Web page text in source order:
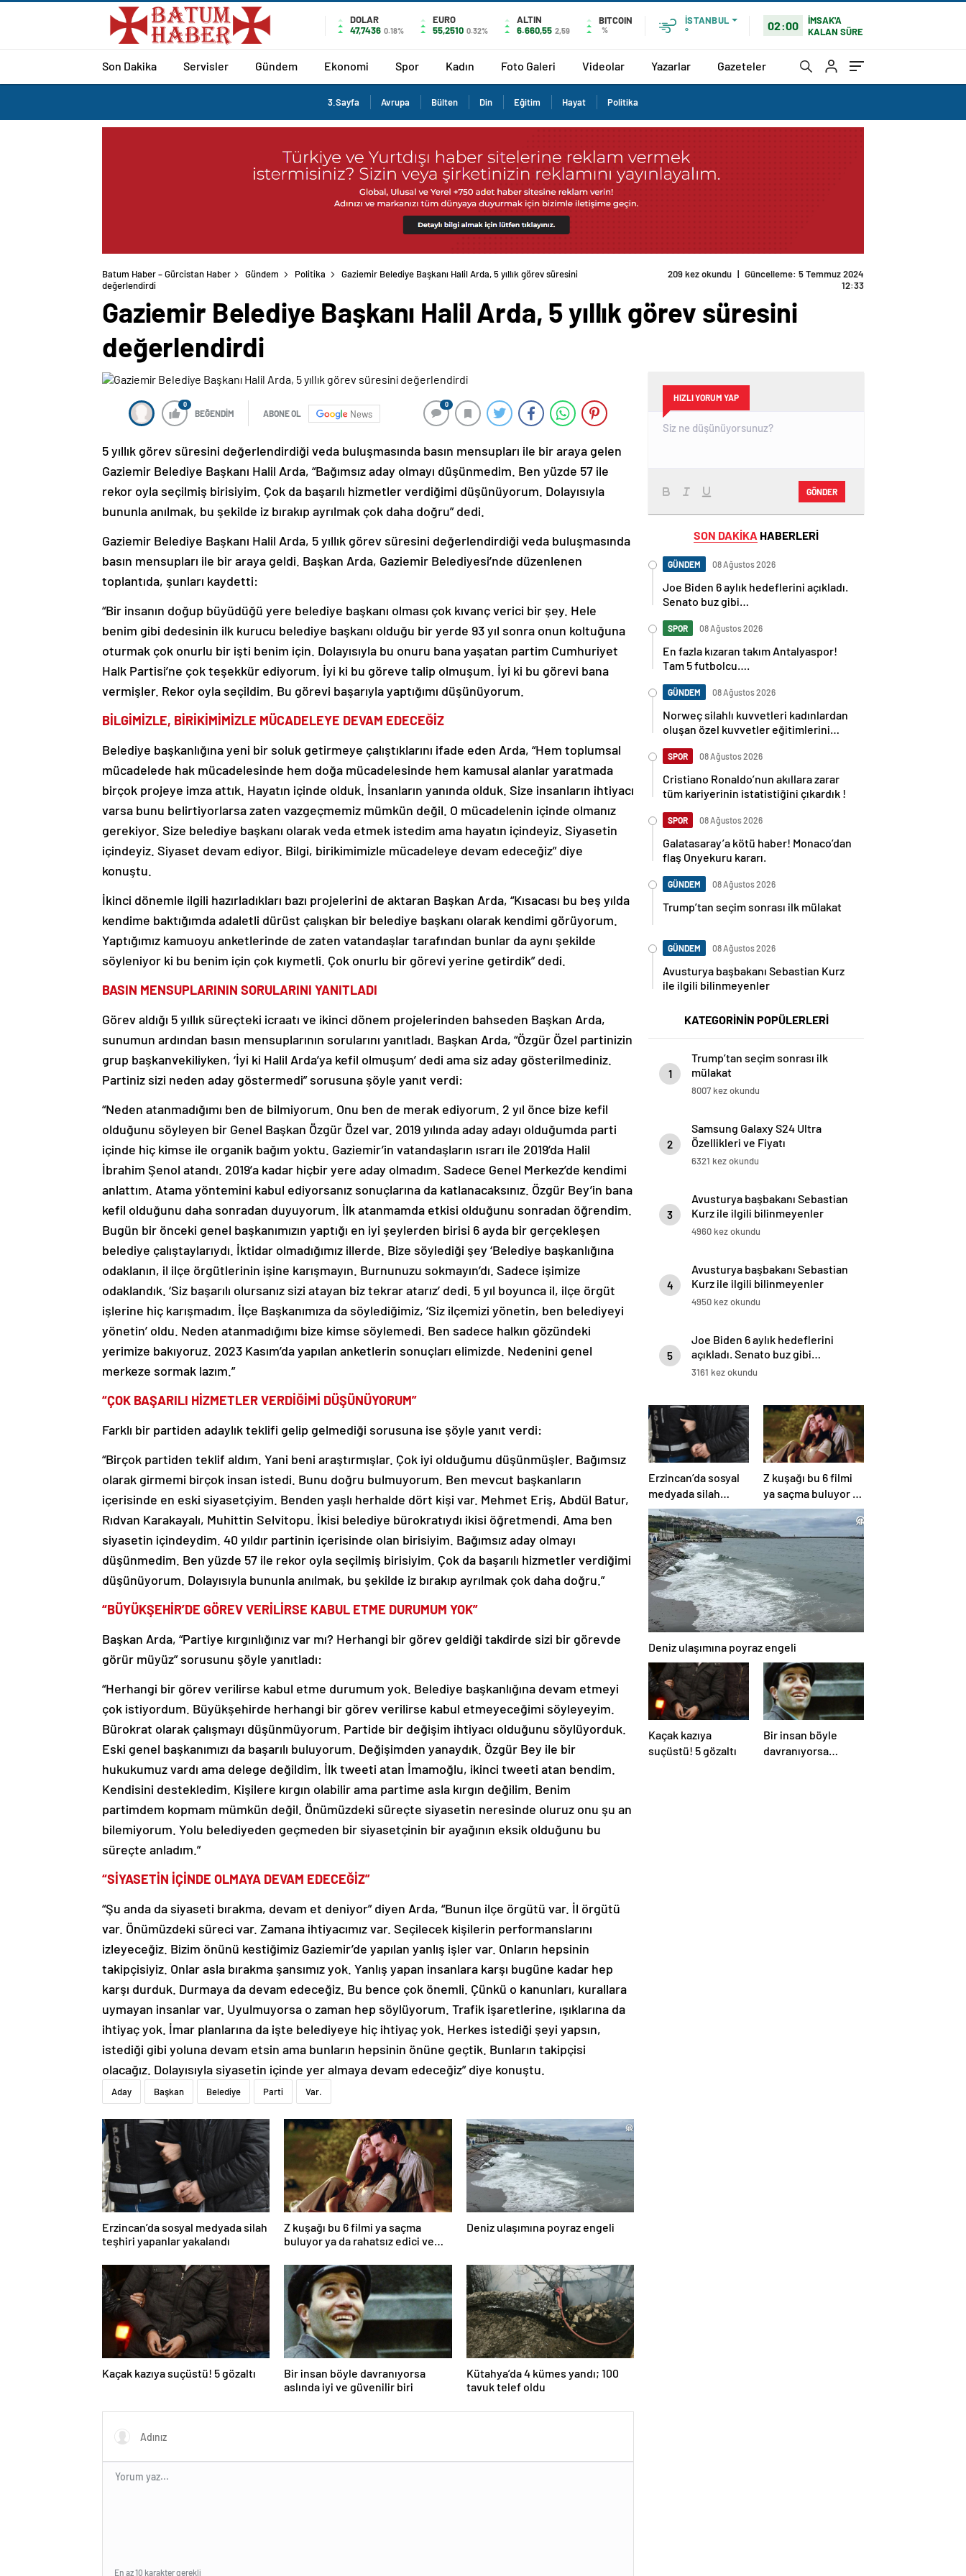
DOLAR
47,7436 0.18%
EURO
55,2510 0.32%
ALTIN
6.660,55 2,59
BITCOIN
%
İSTANBUL
°
02:00
İMSAK'A
KALAN SÜRE
Son Dakika Servisler Gündem Ekonomi Spor Kadın Foto Galeri Videolar Yazarlar Gazeteler
3.Sayfa Avrupa Bülten Din Eğitim Hayat Politika
Batum Haber – Gürcistan Haber Gündem Politika
Gaziemir Belediye Başkanı Halil Arda, 5 yıllık görev süresini
değerlendirdi
209 kez okundu | Güncelleme: 5 Temmuz 2024
12:33
Gaziemir Belediye Başkanı Halil Arda, 5 yıllık görev süresini
değerlendirdi
0
BEĞENDİM ABONE OL News
0
5 yıllık görev süresini değerlendirdiği veda buluşmasında basın mensupları ile bir araya gelen
Gaziemir Belediye Başkanı Halil Arda, “Bağımsız aday olmayı düşünmedim. Ben yüzde 57 ile
rekor oyla seçilmiş birisiyim. Çok da başarılı hizmetler verdiğimi düşünüyorum. Dolayısıyla
bununla anılmak, bu şekilde iz bırakıp ayrılmak çok daha doğru” dedi.
Gaziemir Belediye Başkanı Halil Arda, 5 yıllık görev süresini değerlendirdiği veda buluşmasında
basın mensupları ile bir araya geldi. Başkan Arda, Gaziemir Belediyesi’nde düzenlenen
toplantıda, şunları kaydetti:
“Bir insanın doğup büyüdüğü yere belediye başkanı olması çok kıvanç verici bir şey. Hele
benim gibi dedesinin ilk kurucu belediye başkanı olduğu bir yerde 93 yıl sonra onun koltuğuna
oturmak çok onurlu bir işti benim için. Dolayısıyla bu onuru bana yaşatan partim Cumhuriyet
Halk Partisi’ne çok teşekkür ediyorum. İyi ki bu göreve talip olmuşum. İyi ki bu görevi bana
vermişler. Rekor oyla seçildim. Bu görevi başarıyla yaptığımı düşünüyorum.
BİLGİMİZLE, BİRİKİMİMİZLE MÜCADELEYE DEVAM EDECEĞİZ
Belediye başkanlığına yeni bir soluk getirmeye çalıştıklarını ifade eden Arda, “Hem toplumsal
mücadelede hak mücadelesinde hem doğa mücadelesinde hem kamusal alanlar yaratmada
birçok projeye imza attık. Hayatın içinde olduk. İnsanların yanında olduk. Size insanların ihtiyacı
varsa bunu belirtiyorlarsa zaten vazgeçmemiz mümkün değil. O mücadelenin içinde olmanız
gerekiyor. Size belediye başkanı olarak veda etmek istedim ama hayatın içindeyiz. Siyasetin
içindeyiz. Siyaset devam ediyor. Bilgi, birikimimizle mücadeleye devam edeceğiz” diye
konuştu.
İkinci dönemle ilgili hazırladıkları bazı projelerini de aktaran Başkan Arda, “Kısacası bu beş yılda
kendime baktığımda adaletli dürüst çalışkan bir belediye başkanı olarak kendimi görüyorum.
Yaptığımız kamuoyu anketlerinde de zaten vatandaşlar tarafından bunlar da aynı şekilde
söyleniyor ki bu benim için çok kıymetli. Çok onurlu bir görevi yerine getirdik” dedi.
BASIN MENSUPLARININ SORULARINI YANITLADI
Görev aldığı 5 yıllık süreçteki icraatı ve ikinci dönem projelerinden bahseden Başkan Arda,
sunumun ardından basın mensuplarının sorularını yanıtladı. Başkan Arda, “Özgür Özel partinizin
grup başkanvekiliyken, ‘İyi ki Halil Arda’ya kefil olmuşum’ dedi ama siz aday gösterilmediniz.
Partiniz sizi neden aday göstermedi” sorusuna şöyle yanıt verdi:
“Neden atanmadığımı ben de bilmiyorum. Onu ben de merak ediyorum. 2 yıl önce bize kefil
olduğunu söyleyen bir Genel Başkan Özgür Özel var. 2019 yılında aday adayı olduğumda parti
içinde hiç kimse ile organik bağım yoktu. Gaziemir’in vatandaşların ısrarı ile 2019’da Halil
İbrahim Şenol atandı. 2019’a kadar hiçbir yere aday olmadım. Sadece Genel Merkez’de kendimi
anlattım. Atama yöntemini kabul ediyorsanız sonuçlarına da katlanacaksınız. Özgür Bey’in bana
kefil olduğunu daha sonradan duyuyorum. İlk atanmamda etkisi olduğunu sonradan öğrendim.
Bugün bir önceki genel başkanımızın yaptığı en iyi şeylerden birisi 6 ayda bir gerçekleşen
belediye çalıştaylarıydı. İktidar olmadığımız illerde. Bize söylediği şey ‘Belediye başkanlığına
odaklanın, il ilçe örgütlerinin işine karışmayın. Burnunuzu sokmayın’dı. Sadece işimize
odaklandık. ‘Siz başarılı olursanız sizi atayan biz tekrar atarız’ dedi. 5 yıl boyunca il, ilçe örgüt
işlerine hiç karışmadım. İlçe Başkanımıza da söylediğimiz, ‘Siz ilçemizi yönetin, ben belediyeyi
yönetin’ oldu. Neden atanmadığımı bize kimse söylemedi. Ben sadece halkın gözündeki
yerimize bakıyoruz. 2023 Kasım’da yapılan anketlerin sonuçları elimizde. Nedenini genel
merkeze sormak lazım.”
“ÇOK BAŞARILI HİZMETLER VERDİĞİMİ DÜŞÜNÜYORUM”
Farklı bir partiden adaylık teklifi gelip gelmediği sorusuna ise şöyle yanıt verdi:
“Birçok partiden teklif aldım. Yani beni araştırmışlar. Çok iyi olduğumu düşünmüşler. Bağımsız
olarak girmemi birçok insan istedi. Bunu doğru bulmuyorum. Ben mevcut başkanların
içerisinde en eski siyasetçiyim. Benden yaşlı herhalde dört kişi var. Mehmet Eriş, Abdül Batur,
Rıdvan Karakayalı, Muhittin Selvitopu. İkisi belediye bürokratıydı ikisi öğretmendi. Ama ben
siyasetin içindeydim. 40 yıldır partinin içerisinde olan birisiyim. Bağımsız aday olmayı
düşünmedim. Ben yüzde 57 ile rekor oyla seçilmiş birisiyim. Çok da başarılı hizmetler verdiğimi
düşünüyorum. Dolayısıyla bununla anılmak, bu şekilde iz bırakıp ayrılmak çok daha doğru.”
“BÜYÜKŞEHİR’DE GÖREV VERİLİRSE KABUL ETME DURUMUM YOK”
Başkan Arda, “Partiye kırgınlığınız var mı? Herhangi bir görev geldiği takdirde sizi bir görevde
görür müyüz” sorusunu şöyle yanıtladı:
“Herhangi bir görev verilirse kabul etme durumum yok. Belediye başkanlığına devam etmeyi
çok istiyordum. Büyükşehirde herhangi bir görev verilirse kabul etmeyeceğimi söyleyeyim.
Bürokrat olarak çalışmayı düşünmüyorum. Partide bir değişim ihtiyacı olduğunu söylüyorduk.
Eski genel başkanımızı da başarılı buluyorum. Değişimden yanaydık. Özgür Bey ile bir
hukukumuz vardı ama delege değildim. İlk tweeti atan İmamoğlu, ikinci tweeti atan bendim.
Kendisini destekledim. Kişilere kırgın olabilir ama partime asla kırgın değilim. Benim
partimdem kopmam mümkün değil. Önümüzdeki süreçte siyasetin neresinde oluruz onu şu an
bilemiyorum. Yolu belediyeden geçmeden bir siyasetçinin bir ayağının eksik olduğunu bu
süreçte anladım.”
“SİYASETİN İÇİNDE OLMAYA DEVAM EDECEĞİZ”
“Şu anda da siyaseti bırakma, devam et deniyor” diyen Arda, “Bunun ilçe örgütü var. İl örgütü
var. Önümüzdeki süreci var. Zamana ihtiyacımız var. Seçilecek kişilerin performanslarını
izleyeceğiz. Bizim önünü kestiğimiz Gaziemir’de yapılan yanlış işler var. Onların hepsinin
takipçisiyiz. Onlar asla bırakma şansımız yok. Yanlış yapan insanlara karşı bugüne kadar hep
karşı durduk. Durmaya da devam edeceğiz. Bu bence çok önemli. Çünkü o kanunları, kurallara
uymayan insanlar var. Uyulmuyorsa o zaman hep söylüyorum. Trafik işaretlerine, ışıklarına da
ihtiyaç yok. İmar planlarına da işte belediyeye hiç ihtiyaç yok. Herkes istediği şeyi yapsın,
istediği gibi yoluna devam etsin ama bunların hepsinin önüne geçtik. Bunların takipçisi
olacağız. Dolayısıyla siyasetin içinde yer almaya devam edeceğiz” diye konuştu.
Aday Başkan Belediye Parti Var.
Erzincan’da sosyal medyada silah
teşhiri yapanlar yakalandı
Z kuşağı bu 6 filmi ya saçma
buluyor ya da rahatsız edici ve
Deniz ulaşımına poyraz engeli
Kaçak kazıya suçüstü! 5 gözaltı
Bir insan böyle davranıyorsa
aslında iyi ve güvenilir biri
Kütahya’da 4 kümes yandı; 100
tavuk telef oldu
En az 10 karakter gerekli
HIZLI YORUM YAP
GÖNDER
SON DAKİKA HABERLERİ
GÜNDEM 08 Ağustos 2026
Joe Biden 6 aylık hedeflerini açıkladı.
Senato buz gibi…
SPOR 08 Ağustos 2026
En fazla kızaran takım Antalyaspor!
Tam 5 futbolcu….
GÜNDEM 08 Ağustos 2026
Norweç silahlı kuvvetleri kadınlardan
oluşan özel kuvvetler eğitimlerini
SPOR 08 Ağustos 2026
Cristiano Ronaldo’nun akıllara zarar
tüm kariyerinin istatistiğini çıkardık !
SPOR 08 Ağustos 2026
Galatasaray’a kötü haber! Monaco’dan
flaş Onyekuru kararı.
GÜNDEM 08 Ağustos 2026
Trump’tan seçim sonrası ilk mülakat
GÜNDEM 08 Ağustos 2026
Avusturya başbakanı Sebastian Kurz
ile ilgili bilinmeyenler
KATEGORİNİN POPÜLERLERİ
1
Trump’tan seçim sonrası ilk
mülakat
8007 kez okundu
2
Samsung Galaxy S24 Ultra
Özellikleri ve Fiyatı
6321 kez okundu
3
Avusturya başbakanı Sebastian
Kurz ile ilgili bilinmeyenler
4960 kez okundu
4
Avusturya başbakanı Sebastian
Kurz ile ilgili bilinmeyenler
4950 kez okundu
5
Joe Biden 6 aylık hedeflerini
açıkladı. Senato buz gibi…
3161 kez okundu
Erzincan’da sosyal
medyada silah
teşhiri yapanlar
yakalandı
Z kuşağı bu 6 filmi
ya saçma buluyor ya
da rahatsız edici ve
toksik!
Deniz ulaşımına poyraz engeli
Kaçak kazıya
suçüstü! 5 gözaltı
Bir insan böyle
davranıyorsa